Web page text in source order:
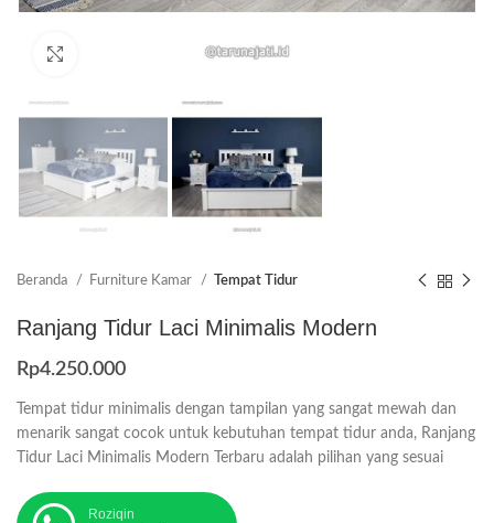
Beranda Furniture Kamar Tempat Tidur
Ranjang Tidur Laci Minimalis Modern
Rp4.250.000
Tempat tidur minimalis dengan tampilan yang sangat mewah dan
menarik sangat cocok untuk kebutuhan tempat tidur anda, Ranjang
Tidur Laci Minimalis Modern Terbaru adalah pilihan yang sesuai
Roziqin